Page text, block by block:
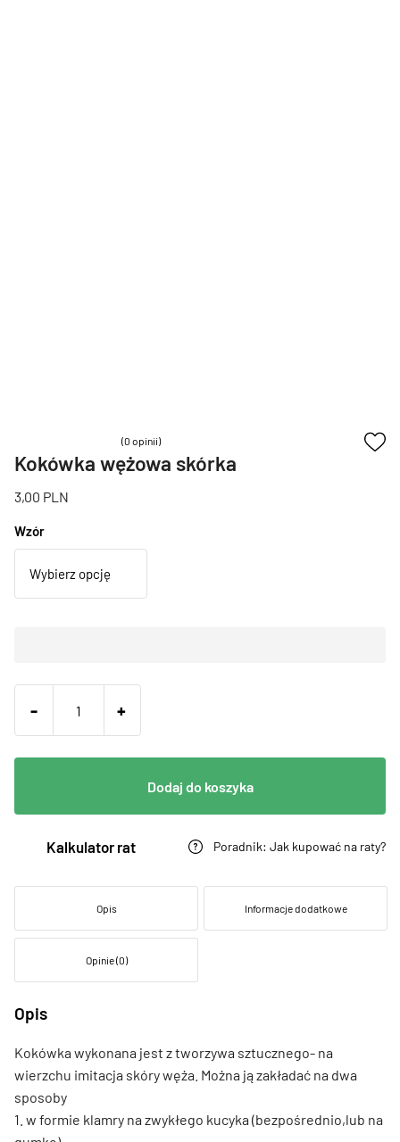
(0 opinii)
Kokówka wężowa skórka
3,00 PLN
Wzór
- +
Dodaj do koszyka
Kalkulator rat Poradnik: Jak kupować na raty?
Opis Informacje dodatkowe
Opinie (0)
Opis
Kokówka wykonana jest z tworzywa sztucznego- na
wierzchu imitacja skóry węża. Można ją zakładać na dwa
sposoby
1. w formie klamry na zwykłego kucyka (bezpośrednio,lub na